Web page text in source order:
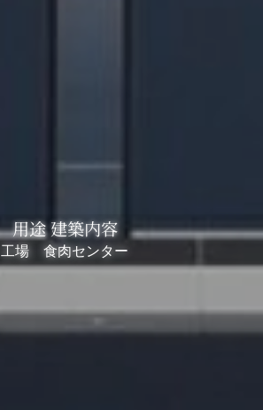
用途 建築内容
工場 食肉センター